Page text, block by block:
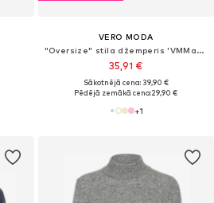
VERO MODA
"Oversize" stila džemperis 'VMMaybe'
35,91 €
Sākotnējā cena: 39,90 €
Pēdējā zemākā cena:29,90 €
+1